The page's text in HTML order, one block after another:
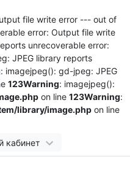
file write error --- out of
error: Output file write
unrecoverable error:
JPEG library reports
: imagejpeg(): gd-jpeg: JPEG
123Warning: imagejpeg():
on line 123Warning:
library/image.php on line
кабинет